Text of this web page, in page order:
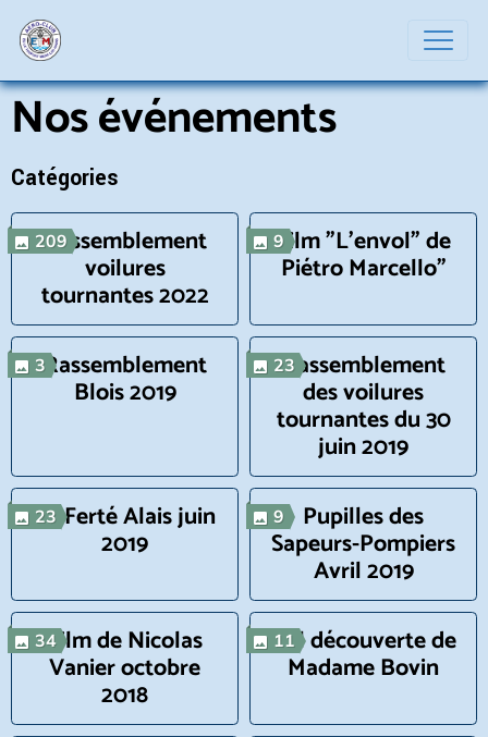
Nos événements
Catégories
209
Rassemblement
voilures
tournantes 2022
9Film "L'envol" de
Piétro Marcello"
3Rassemblement
Blois 2019
23
Rassemblement
des voilures
tournantes du 30
juin 2019
23
La Ferté Alais juin
2019
9 Pupilles des
Sapeurs-Pompiers
Avril 2019
34Film de Nicolas
Vanier octobre
2018
11
Vol découverte de
Madame Bovin